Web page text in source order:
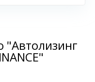
"Автолизинг